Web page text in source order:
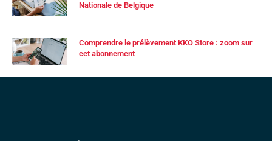
Nationale de Belgique
Comprendre le prélèvement KKO Store : zoom sur
cet abonnement